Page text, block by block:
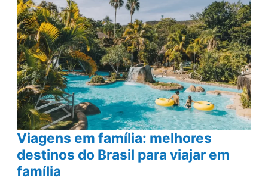
lugares
para
viajar
em
família
no
Brasil
Viagens em família: melhores
destinos do Brasil para viajar em
família